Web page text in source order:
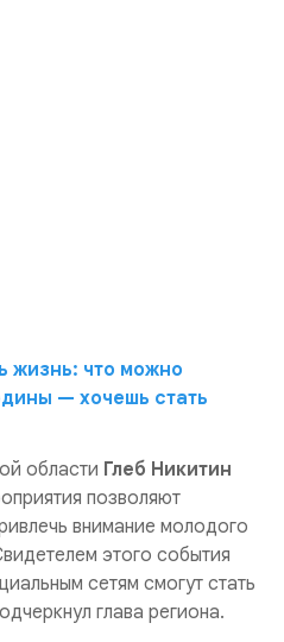
жизнь: что можно
— хочешь стать
области Глеб Никитин
позволяют
внимание молодого
этого события
сетям смогут стать
глава региона.